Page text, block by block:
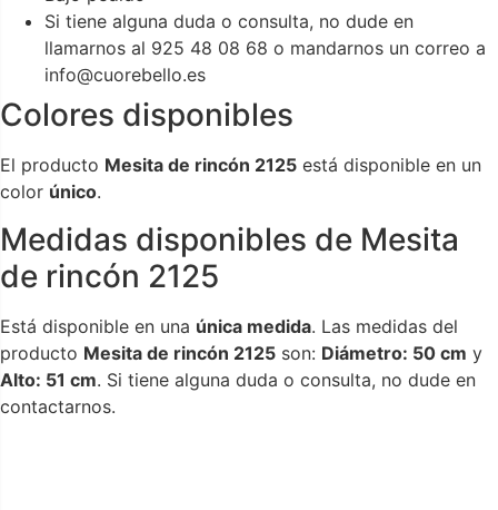
Si tiene alguna duda o consulta, no dude en
llamarnos al 925 48 08 68 o mandarnos un correo a
info@cuorebello.es
Colores disponibles
El producto Mesita de rincón 2125 está disponible en un
color único.
Medidas disponibles de Mesita
de rincón 2125
Está disponible en una única medida. Las medidas del
producto Mesita de rincón 2125 son: Diámetro: 50 cm y
Alto: 51 cm. Si tiene alguna duda o consulta, no dude en
contactarnos.